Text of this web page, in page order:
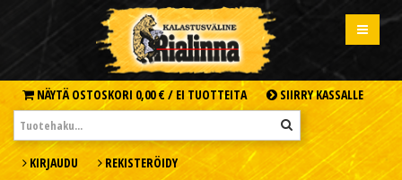
NÄYTÄ OSTOSKORI 0,00 € / EI TUOTTEITA SIIRRY KASSALLE
KIRJAUDU REKISTERÖIDY